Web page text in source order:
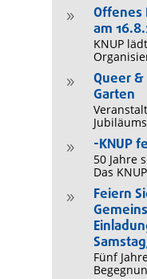
9
Offenes
am
KNUP
9
Queer
Garten
9 -KNUP
50 Jahre
Das
9
Feiern
Fünf